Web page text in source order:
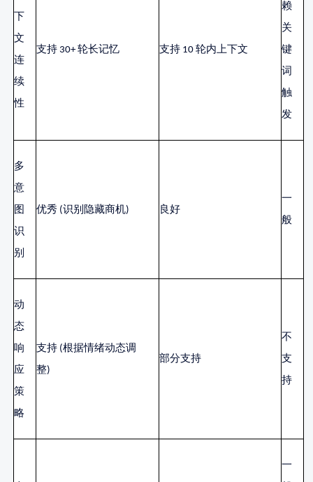
下
文
连
续
性
支持30+ 轮长记忆 支持10 轮内上下文
赖
关
键
词
触
发
多
意
图
识
别
优秀 (识别隐藏商机) 良好
一
般
动
态
响
应
策
略
支持(根据情绪动态调
整)
部分支持
不
支
持
一